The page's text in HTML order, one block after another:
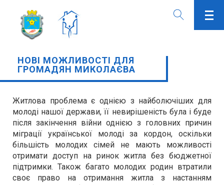
НОВІ МОЖЛИВОСТІ ДЛЯ
ГРОМАДЯН МИКОЛАЄВА
Житлова проблема є однією з найболючіших для
молоді нашої держави, її невирішеність була і буде
після закінчення війни однією з головних причин
міграції української молоді за кордон, оскільки
більшість молодих сімей не мають можливості
отримати доступ на ринок житла без бюджетної
підтримки. Також багато молодих родин втратили
своє право на отримання житла з настанням